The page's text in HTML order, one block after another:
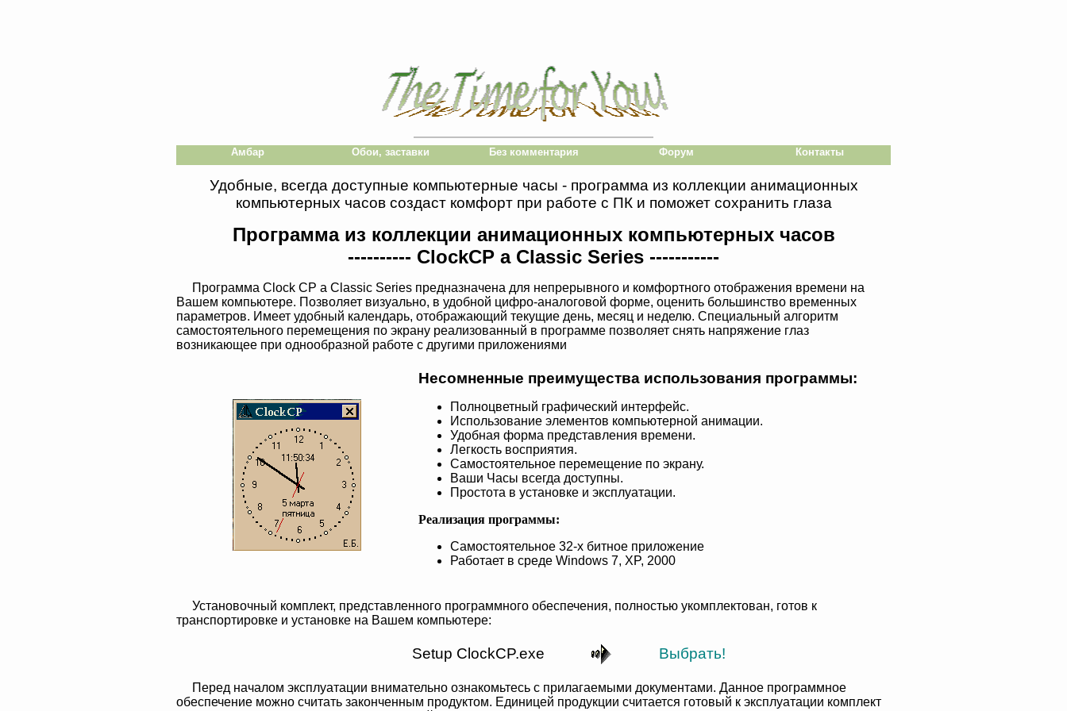
Амбар Обои, заставки Без комментария Форум Контакты
Удобные, всегда доступные компьютерные часы - программа из коллекции анимационных
компьютерных часов создаст комфорт при работе с ПК и поможет сохранить глаза
Программа из коллекции анимационных компьютерных часов
---------- ClockCP a Classic Series -----------
Программа Clock CP a Classic Series предназначена для непрерывного и комфортного отображения времени на
Вашем компьютере. Позволяет визуально, в удобной цифро-аналоговой форме, оценить большинство временных
параметров. Имеет удобный календарь, отображающий текущие день, месяц и неделю. Специальный алгоритм
самостоятельного перемещения по экрану реализованный в программе позволяет снять напряжение глаз
возникающее при однообразной работе с другими приложениями
Несомненные преимущества использования программы:
Полноцветный графический интерфейс.
Использование элементов компьютерной анимации.
Удобная форма представления времени.
Легкость восприятия.
Самостоятельное перемещение по экрану.
Ваши Часы всегда доступны.
Простота в установке и эксплуатации.
Реализация программы:
Самостоятельное 32-х битное приложение
Работает в среде Windows 7, XP, 2000
Установочный комплект, представленного программного обеспечения, полностью укомплектован, готов к
транспортировке и установке на Вашем компьютере:
Setup ClockCP.exe Выбрать!
Перед началом эксплуатации внимательно ознакомьтесь с прилагаемыми документами. Данное программное
обеспечение можно считать законченным продуктом. Единицей продукции считается готовый к эксплуатации комплект